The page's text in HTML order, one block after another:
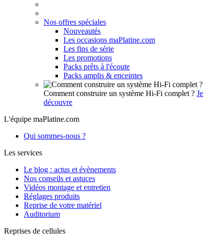
Nos offres spéciales
Nouveautés
Les occasions maPlatine.com
Les fins de série
Les promotions
Packs prêts à l'écoute
Packs amplis & enceintes
Comment construire un système Hi-Fi complet ? Je
découvre
L'équipe maPlatine.com
Qui sommes-nous ?
Les services
Le blog : actus et évènements
Nos conseils et astuces
Vidéos montage et entretien
Réglages produits
Reprise de votre matériel
Auditorium
Reprises de cellules